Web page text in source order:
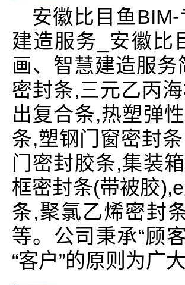
安徽比目鱼
建造服务_安徽比
画、智慧建造服
密封条,三元乙丙
出复合条,热塑弹
条,塑钢门窗密封
门密封胶条,集装
框密封条(带被胶
条,聚氯乙烯密封
等。公司秉承“顾
“客户”的原则为广